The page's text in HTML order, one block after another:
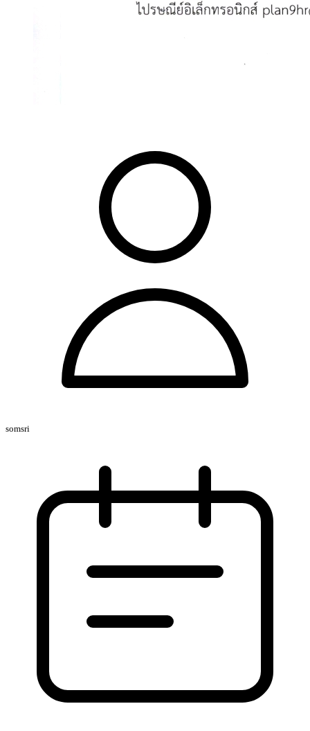
somsri